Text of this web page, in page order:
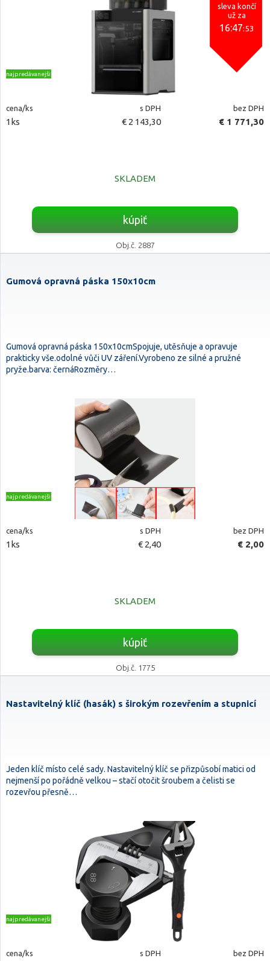
sleva končí
už za
16:47:52
najpredávanejšie
cena/ks s DPH bez DPH
1ks € 2 143,30 € 1 771,30
SKLADEM
kúpiť
Obj.č. 2887
Gumová opravná páska 150x10cm
Gumová opravná páska 150x10cmSpojuje, utěsňuje a opravuje
prakticky vše.odolné vůči UV záření.Vyrobeno ze silné a pružné
pryže.barva: černáRozměry…
najpredávanejšie
cena/ks s DPH bez DPH
1ks € 2,40 € 2,00
SKLADEM
kúpiť
Obj.č. 1775
Nastavitelný klíč (hasák) s širokým rozevřením a stupnicí
Jeden klíč místo celé sady. Nastavitelný klíč se přizpůsobí matici od
nejmenší po pořádně velkou – stačí otočit šroubem a čelisti se
rozevřou přesně…
najpredávanejšie
cena/ks s DPH bez DPH